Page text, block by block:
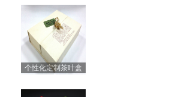
个性化定制茶叶盒